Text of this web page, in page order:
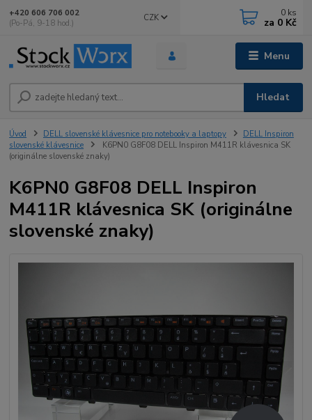
Menu
CZK
Hledat
+420 606 706 002
(Po-Pá, 9-18 hod.)
0 ks
za 0 Kč
Úvod DELL slovenské klávesnice pro notebooky a laptopy
DELL Inspiron
slovenské klávesnice
K6PN0 G8F08 DELL Inspiron M411R klávesnica SK
(originálne slovenské znaky)
K6PN0 G8F08 DELL Inspiron
M411R klávesnica SK (originálne
slovenské znaky)